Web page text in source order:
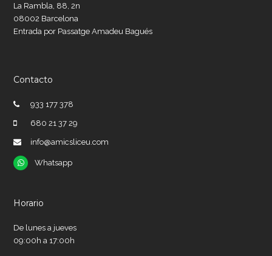
La Rambla, 88, 2n
08002 Barcelona
Entrada por Passatge Amadeu Bagués
Contacto
933 177 378
680 21 37 29
info@amicsliceu.com
Whatsapp
Whatsapp
Horario
De lunes a jueves
09:00h a 17:00h